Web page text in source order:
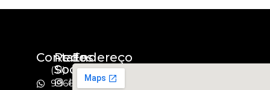
Contato
(31)
99664-
Redes
Socias
Instagram
Endereço